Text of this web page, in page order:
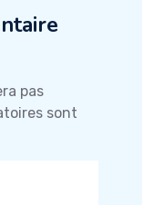
pas
sont